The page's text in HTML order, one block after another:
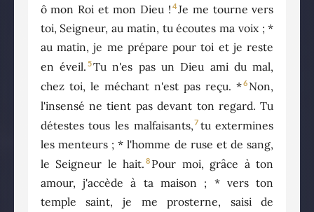
ô mon Roi et mon Dieu ! 4Je me tourne vers
toi, Seigneur, au matin, tu écoutes ma voix ; *
au matin, je me prépare pour toi et je reste
en éveil. 5Tu n'es pas un Dieu ami du mal,
chez toi, le méchant n'est pas reçu. *6 Non,
l'insensé ne tient pas devant ton regard. Tu
détestes tous les malfaisants,7 tu extermines
les menteurs ; * l'homme de ruse et de sang,
le Seigneur le hait. 8 Pour moi, grâce à ton
amour, j'accède à ta maison ; * vers ton
temple saint, je me prosterne, saisi de